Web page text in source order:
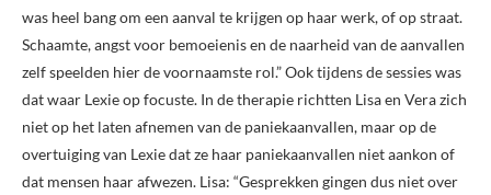
was heel bang om een aanval te krijgen op haar werk, of op straat.
Schaamte, angst voor bemoeienis en de naarheid van de aanvallen
zelf speelden hier de voornaamste rol.” Ook tijdens de sessies was
dat waar Lexie op focuste. In de therapie richtten Lisa en Vera zich
niet op het laten afnemen van de paniekaanvallen, maar op de
overtuiging van Lexie dat ze haar paniekaanvallen niet aankon of
dat mensen haar afwezen. Lisa: “Gesprekken gingen dus niet over